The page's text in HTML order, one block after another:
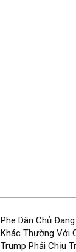
Phe Dân Chủ
Khác Thường Với
Trump Phải Chịu